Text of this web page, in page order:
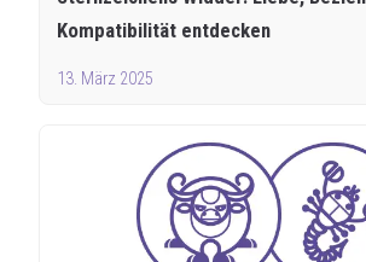
Kompatibilität entdecken
13. März 2025